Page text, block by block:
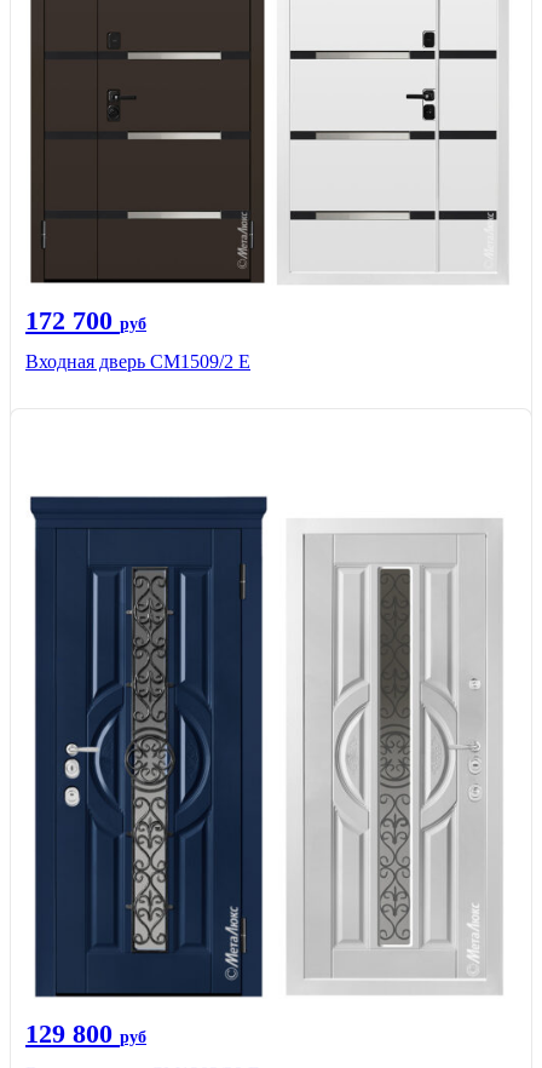
172 700 руб
Входная дверь CМ1509/2 Е
129 800 руб